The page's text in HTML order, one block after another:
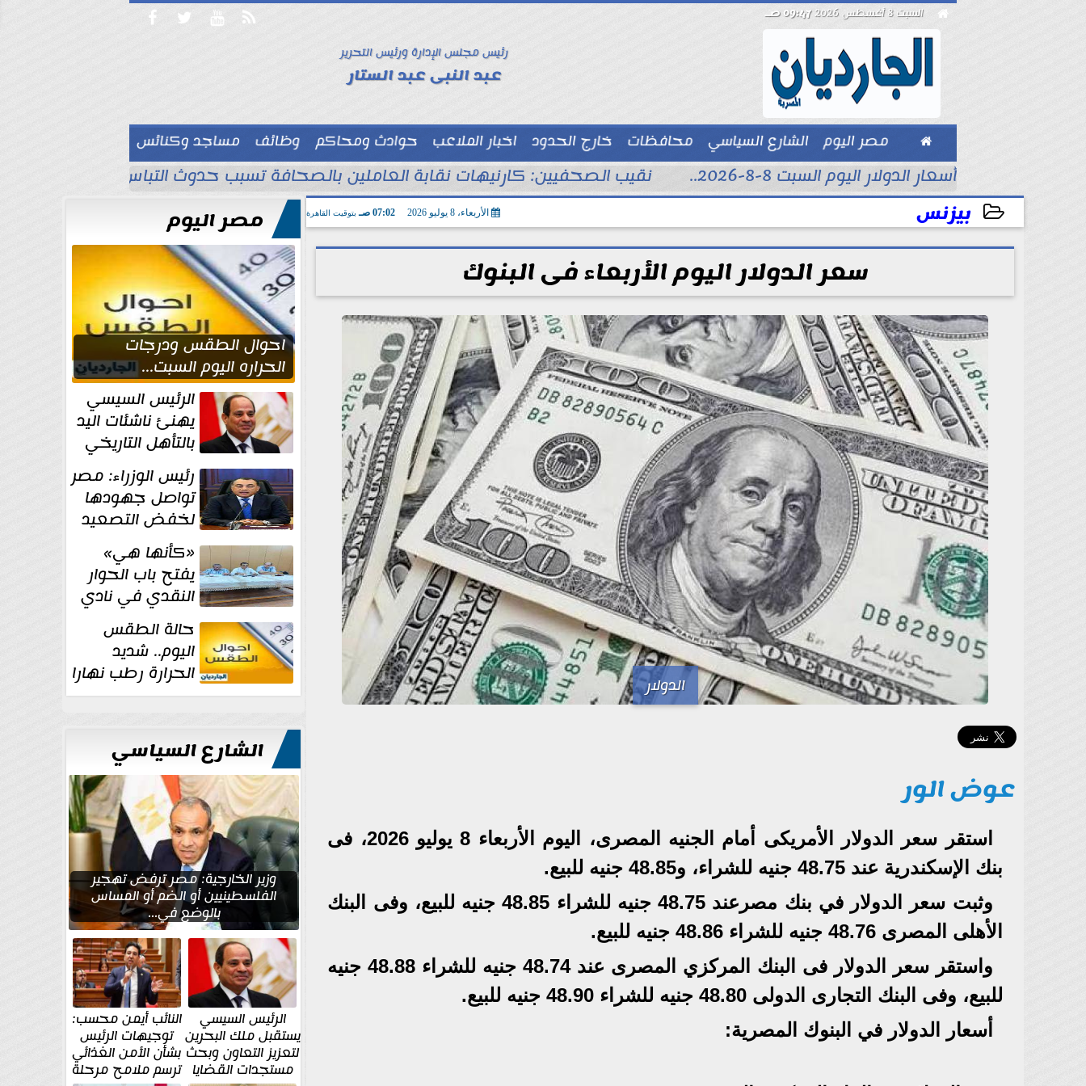
   
 السبت 8 أغسطس 2026 09:47 صـ
رئيس مجلس الإدارة ورئيس التحرير
عبد النبى عبد الستار
 مصر اليوم الشارع السياسي محافظات خارج الحدود اخبار الملاعب حوادث ومحاكم وظائف
مساجد وكنائس
بيزنس
توك شو  أسعار الدولار اليوم السبت 8-8-2026.. نقيب الصحفيين: كارنيهات نقابة العاملين بالصحافة تسبب حدوث التباس ويجب تصحيح
بيزنس الأربعاء، 8 يوليو 2026 07:02 صـ بتوقيت القاهرة
2026-07-08 07:02:50
سعر الدولار اليوم الأربعاء فى البنوك
الدولار
عوض الور
استقر سعر الدولار الأمريكى أمام الجنيه المصرى، اليوم الأربعاء 8 يوليو 2026، فى
بنك الإسكندرية عند 48.75 جنيه للشراء، و48.85 جنيه للبيع.
وثبت سعر الدولار في بنك مصرعند 48.75 جنيه للشراء 48.85 جنيه للبيع، وفى البنك
الأهلى المصرى 48.76 جنيه للشراء 48.86 جنيه للبيع.
واستقر سعر الدولار فى البنك المركزي المصرى عند 48.74 جنيه للشراء 48.88 جنيه
للبيع، وفى البنك التجارى الدولى 48.80 جنيه للشراء 48.90 جنيه للبيع.
أسعار الدولار في البنوك المصرية:
مصر اليوم
احوال الطقس ودرجات
الحراره اليوم السبت...
العظمى في القاهره 36
درجة الرئيس السيسي
يهنئ ناشئات اليد
بالتأهل التاريخي
إلى نصف نهائي
كأس العالم رئيس الوزراء: مصر
تواصل جهودها
لخفض التصعيد
والحفاظ على
الاستقرار الإقليمي«كأنها هي»
يفتح باب الحوار
النقدي في نادي
أدب مصر الجديدة
حالة الطقس
اليوم.. شديد
الحرارة رطب نهارا
مائل للحرارة رطب
الشارع السياسي
وزير الخارجية: مصر ترفض تهجير
الفلسطينيين أو الضم أو المساس
بالوضع في...
الرئيس السيسي
يستقبل ملك البحرين
لتعزيز التعاون وبحث
مستجدات القضايا
النائب أيمن محسب:
توجيهات الرئيس
بشأن الأمن الغذائي
ترسم ملامح مرحلة